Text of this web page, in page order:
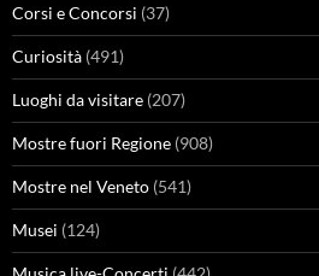
Corsi e Concorsi (37)
Curiosità (491)
Luoghi da visitare (207)
Mostre fuori Regione (908)
Mostre nel Veneto (541)
Musei (124)